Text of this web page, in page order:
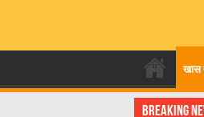
खास
Breaking